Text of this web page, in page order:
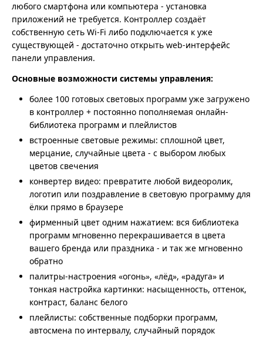
любого смартфона или компьютера - установка
приложений не требуется. Контроллер создаёт
собственную сеть Wi-Fi либо подключается к уже
существующей - достаточно открыть web-интерфейс
панели управления.
Основные возможности системы управления:
более 100 готовых световых программ уже загружено
в контроллер + постоянно пополняемая онлайн-
библиотека программ и плейлистов
встроенные световые режимы: сплошной цвет,
мерцание, случайные цвета - с выбором любых
цветов свечения
конвертер видео: превратите любой видеоролик,
логотип или поздравление в световую программу для
ёлки прямо в браузере
фирменный цвет одним нажатием: вся библиотека
программ мгновенно перекрашивается в цвета
вашего бренда или праздника - и так же мгновенно
обратно
палитры-настроения «огонь», «лёд», «радуга» и
тонкая настройка картинки: насыщенность, оттенок,
контраст, баланс белого
плейлисты: собственные подборки программ,
автосмена по интервалу, случайный порядок